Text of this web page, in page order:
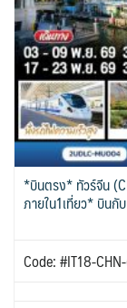
*บินตรง* ทัวร์จีน
ภายใน1เที่ยว* บินกั
Code: #IT18-